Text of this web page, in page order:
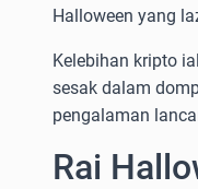
Halloween yang
Kelebihan kripto
sesak dalam
pengalaman
Rai